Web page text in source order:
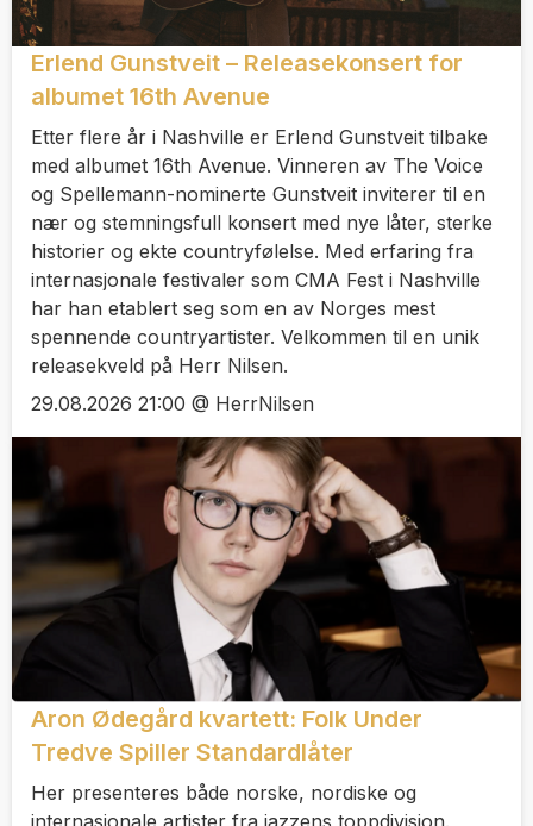
Erlend Gunstveit – Releasekonsert for
albumet 16th Avenue
Etter flere år i Nashville er Erlend Gunstveit tilbake
med albumet 16th Avenue. Vinneren av The Voice
og Spellemann-nominerte Gunstveit inviterer til en
nær og stemningsfull konsert med nye låter, sterke
historier og ekte countryfølelse. Med erfaring fra
internasjonale festivaler som CMA Fest i Nashville
har han etablert seg som en av Norges mest
spennende countryartister. Velkommen til en unik
releasekveld på Herr Nilsen.
29.08.2026 21:00 @ HerrNilsen
Aron Ødegård kvartett: Folk Under
Tredve Spiller Standardlåter
Her presenteres både norske, nordiske og